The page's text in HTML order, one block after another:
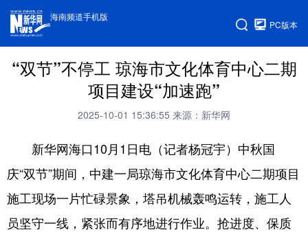
海南频道手机版
PC版本
“双节”不停工 琼海市文化体育中心二期
项目建设“加速跑”
2025-10-01 15:36:55 来源：新华网
新华网海口10月1日电（记者杨冠宇）中秋国
庆“双节”期间，中建一局琼海市文化体育中心二期项目
施工现场一片忙碌景象，塔吊机械轰鸣运转，施工人
员坚守一线，紧张而有序地进行作业。抢进度、保质